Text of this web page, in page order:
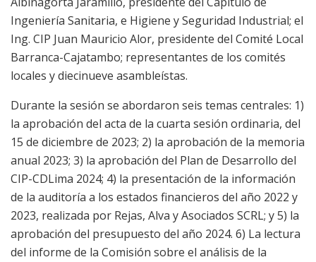
Ingeniería Sanitaria, e Higiene y Seguridad Industrial; el
Ing. CIP Juan Mauricio Alor, presidente del Comité Local
Barranca-Cajatambo; representantes de los comités
locales y diecinueve asambleístas.
Durante la sesión se abordaron seis temas centrales: 1)
la aprobación del acta de la cuarta sesión ordinaria, del
15 de diciembre de 2023; 2) la aprobación de la memoria
anual 2023; 3) la aprobación del Plan de Desarrollo del
CIP-CDLima 2024; 4) la presentación de la información
de la auditoría a los estados financieros del año 2022 y
2023, realizada por Rejas, Alva y Asociados SCRL; y 5) la
aprobación del presupuesto del año 2024. 6) La lectura
del informe de la Comisión sobre el análisis de la